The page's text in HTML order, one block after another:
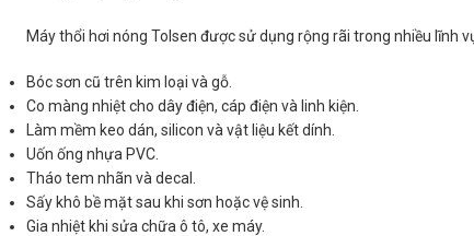
Máy thổi hơi nóng Tolsen được sử dụng rộng rãi trong nhiều lĩnh
Bóc sơn cũ trên kim loại và gỗ.
Co màng nhiệt cho dây điện, cáp điện và linh kiện.
Làm mềm keo dán, silicon và vật liệu kết dính.
Uốn ống nhựa PVC.
Tháo tem nhãn và decal.
Sấy khô bề mặt sau khi sơn hoặc vệ sinh.
Gia nhiệt khi sửa chữa ô tô, xe máy.